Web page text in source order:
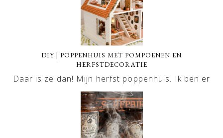
DIY | POPPENHUIS MET POMPOENEN EN
HERFSTDECORATIE
Daar is ze dan! Mijn herfst poppenhuis. Ik ben er